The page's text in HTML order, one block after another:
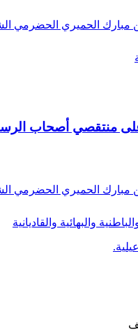
مبارك الحميري الحضرمي
منتقصي أصحاب
مبارك الحميري الحضرمي